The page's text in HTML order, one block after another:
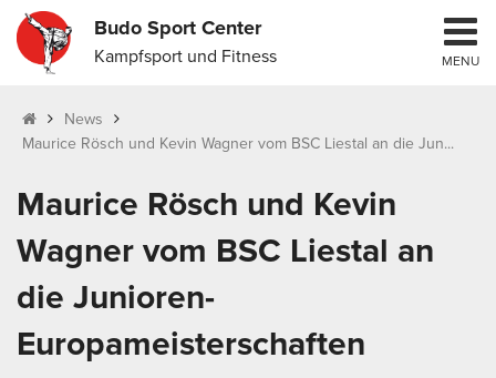
Budo Sport Center
Kampfsport und Fitness MENU
News
Maurice Rösch und Kevin Wagner vom BSC Liestal an die Jun...
Maurice Rösch und Kevin
Wagner vom BSC Liestal an
die Junioren-
Europameisterschaften